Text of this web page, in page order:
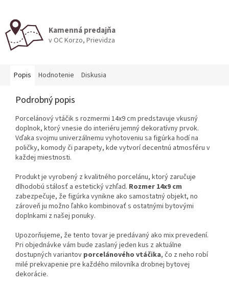
Kamenná predajňa
v OC Korzo, Prievidza
Popis Hodnotenie Diskusia
Podrobný popis
Porcelánový vtáčik s rozmermi 14x9 cm predstavuje vkusný
doplnok, ktorý vnesie do interiéru jemný dekoratívny prvok.
Vďaka svojmu univerzálnemu vyhotoveniu sa figúrka hodí na
poličky, komody či parapety, kde vytvorí decentnú atmosféru v
každej miestnosti.
Produkt je vyrobený z kvalitného porcelánu, ktorý zaručuje
dlhodobú stálosť a estetický vzhľad. Rozmer 14x9 cm
zabezpečuje, že figúrka vynikne ako samostatný objekt, no
zároveň ju možno ľahko kombinovať s ostatnými bytovými
doplnkami z našej ponuky.
Upozorňujeme, že tento tovar je predávaný ako mix prevedení.
Pri objednávke vám bude zaslaný jeden kus z aktuálne
dostupných variantov porcelánového vtáčika, čo z neho robí
milé prekvapenie pre každého milovníka drobnej bytovej
dekorácie.